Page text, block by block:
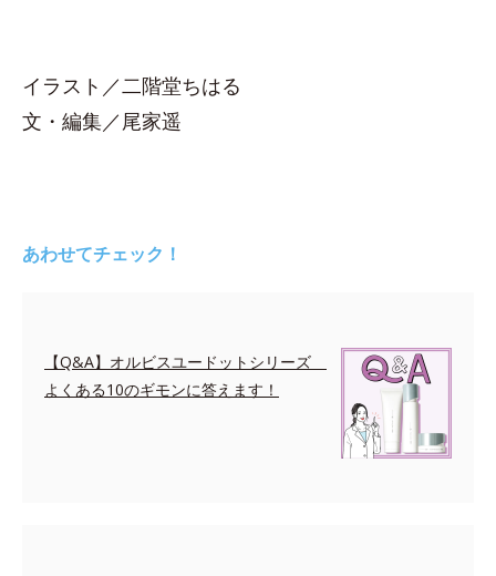
イラスト／二階堂ちはる
文・編集／尾家遥
あわせてチェック！
【Q&A】オルビスユードットシリーズ
よくある10のギモンに答えます！